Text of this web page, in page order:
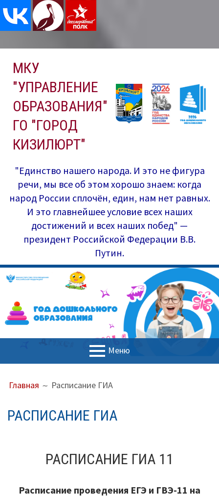
содержимому
МКУ
"УПРАВЛЕНИЕ
ОБРАЗОВАНИЯ"
ГО "ГОРОД
КИЗИЛЮРТ"
"Единство нашего народа. И это не фигура
речи, мы все об этом хорошо знаем: когда
народ России сплочён, един, нам нет равных.
И это главнейшее условие всех наших
достижений и всех наших побед" —
президент Российской Федерации В.В.
Путин.
Меню
МЕНЮ
Наш коллектив
Система образования
Контроль исполнения
НА
(ХЛЕБНЫЕ
Главная Расписание ГИА
РАСПИСАНИЕ ГИА
РАСПИСАНИЕ ГИА 11
Расписание проведения ЕГЭ и ГВЭ-11 на